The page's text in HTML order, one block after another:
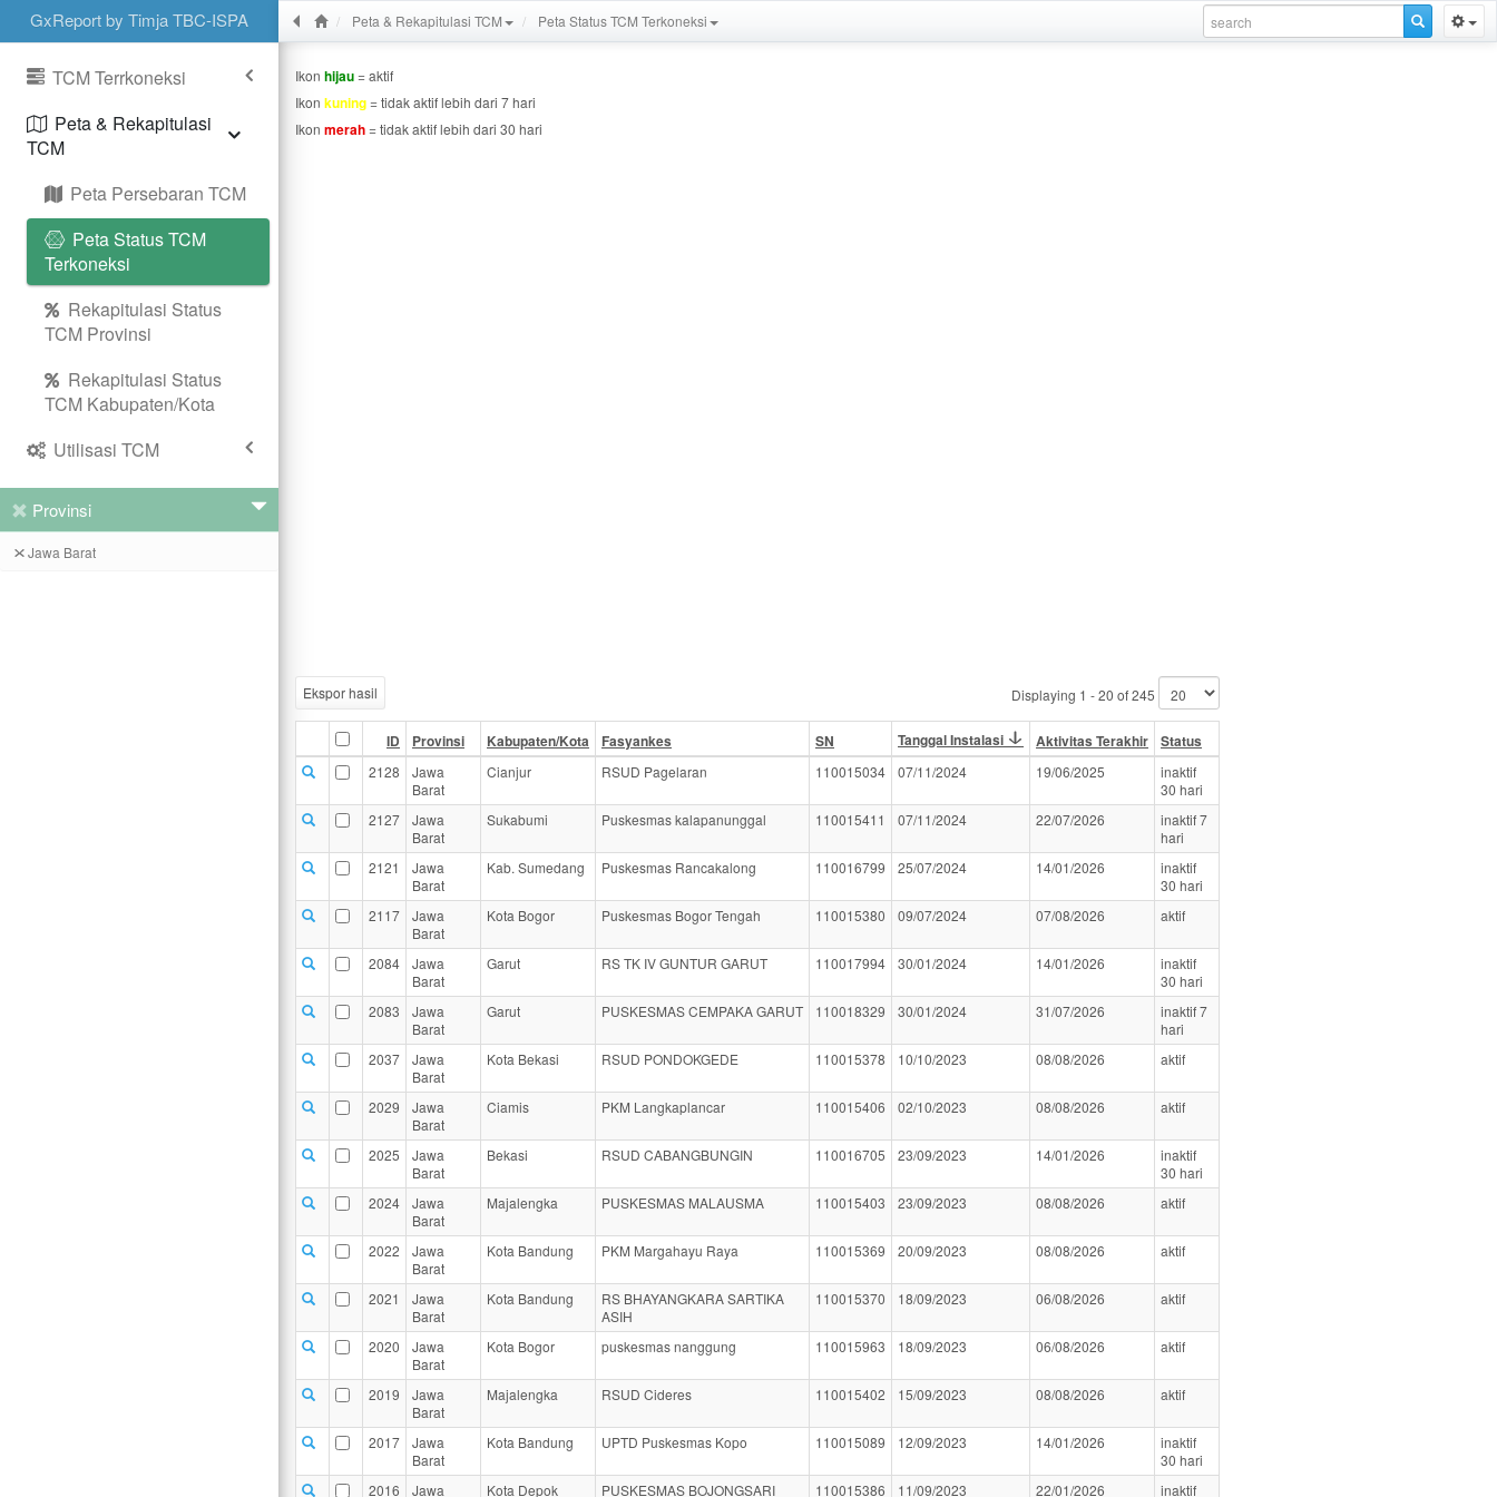
GxReport by Timja TBC-ISPA
TCM Terrkoneksi
Peta & Rekapitulasi
TCM
Peta Persebaran TCM
Peta Status TCM
Terkoneksi
Rekapitulasi Status
TCM Provinsi
Rekapitulasi Status
TCM Kabupaten/Kota
Utilisasi TCM
Provinsi
Jawa Barat
Peta & Rekapitulasi TCM Peta Status TCM Terkoneksi
Ikon hijau= aktif
Ikon kuning= tidak aktif lebih dari 7 hari
Ikon merah= tidak aktif lebih dari 30 hari
Ekspor hasil Displaying 1 - 20 of 245
ID Provinsi Kabupaten/Kota Fasyankes SN Tanggal Instalasi Aktivitas Terakhir Status
2128
Jawa
Barat
Cianjur RSUD Pagelaran 110015034 07/11/2024 19/06/2025
inaktif
30 hari
2127
Jawa
Barat
Sukabumi Puskesmas kalapanunggal 110015411 07/11/2024 22/07/2026
inaktif 7
hari
2121
Jawa
Barat
Kab. Sumedang Puskesmas Rancakalong 110016799 25/07/2024 14/01/2026
inaktif
30 hari
2117
Jawa
Barat
Kota Bogor Puskesmas Bogor Tengah 110015380 09/07/2024 07/08/2026 aktif
2084
Jawa
Barat
Garut RS TK IV GUNTUR GARUT 110017994 30/01/2024 14/01/2026
inaktif
30 hari
2083
Jawa
Barat
Garut PUSKESMAS CEMPAKA GARUT 110018329 30/01/2024 31/07/2026
inaktif 7
hari
2037
Jawa
Barat
Kota Bekasi RSUD PONDOKGEDE 110015378 10/10/2023 08/08/2026 aktif
2029
Jawa
Barat
Ciamis PKM Langkaplancar 110015406 02/10/2023 08/08/2026 aktif
2025
Jawa
Barat
Bekasi RSUD CABANGBUNGIN 110016705 23/09/2023 14/01/2026
inaktif
30 hari
2024
Jawa
Barat
Majalengka PUSKESMAS MALAUSMA 110015403 23/09/2023 08/08/2026 aktif
2022
Jawa
Barat
Kota Bandung PKM Margahayu Raya 110015369 20/09/2023 08/08/2026 aktif
2021
Jawa
Barat
Kota Bandung
RS BHAYANGKARA SARTIKA
ASIH
110015370 18/09/2023 06/08/2026 aktif
2020
Jawa
Barat
Kota Bogor puskesmas nanggung 110015963 18/09/2023 06/08/2026 aktif
2019
Jawa
Barat
Majalengka RSUD Cideres 110015402 15/09/2023 08/08/2026 aktif
2017
Jawa
Barat
Kota Bandung UPTD Puskesmas Kopo 110015089 12/09/2023 14/01/2026
inaktif
30 hari
2016
Jawa Kota Depok PUSKESMAS BOJONGSARI 110015386 11/09/2023 22/01/2026 inaktif